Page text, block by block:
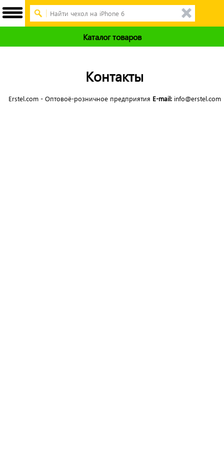
Каталог товаров
Контакты
Erstel.com - Оптовоё-розничное предприятия E-mail: info@erstel.com